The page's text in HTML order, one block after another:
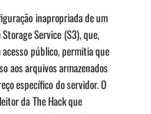
inapropriada de um
Service (S3), que,
público, permitia que
aos arquivos armazenados
específico do servidor. O
da The Hack que